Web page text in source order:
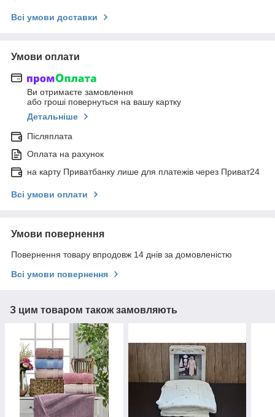
Всі умови доставки
Умови оплати
Ви отримаєте замовлення
або гроші повернуться на вашу картку
Детальніше
Післяплата
Оплата на рахунок
на карту Приватбанку лише для платежів через Приват24
Всі умови оплати
Умови повернення
Повернення товару впродовж 14 днів за домовленістю
Всі умови повернення
З цим товаром також замовляють